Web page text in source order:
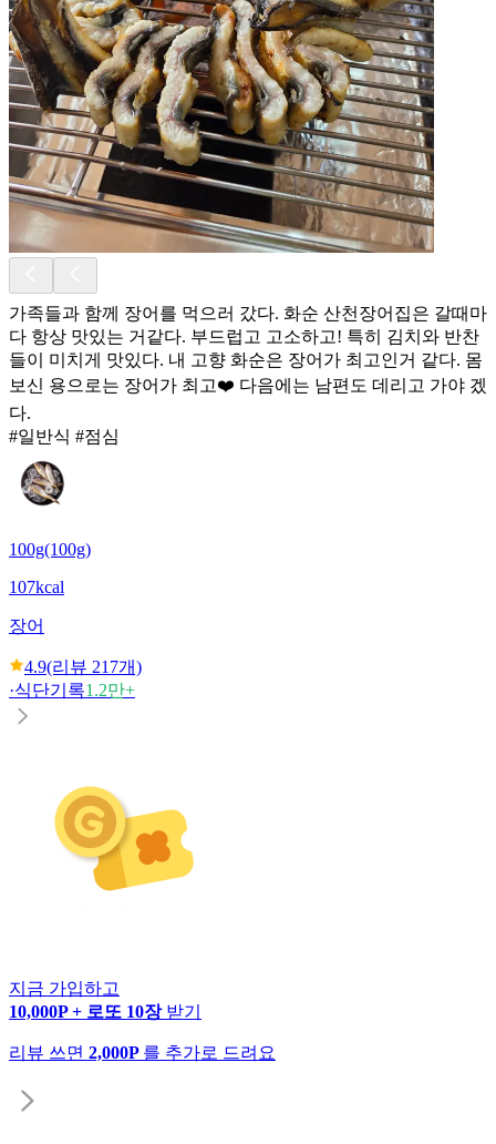
가족들과 함께 장어를 먹으러 갔다. 화순 산천장어집은 갈때마
다 항상 맛있는 거같다. 부드럽고 고소하고! 특히 김치와 반찬
들이 미치게 맛있다. 내 고향 화순은 장어가 최고인거 같다. 몸
보신 용으로는 장어가 최고❤️ 다음에는 남편도 데리고 가야 겠
다.
#일반식 #점심
100g(100g)
107kcal
장어
4.9(리뷰 217개)
·식단기록1.2만+
지금 가입하고
10,000P + 로또 10장 받기
리뷰 쓰면 2,000P 를 추가로 드려요